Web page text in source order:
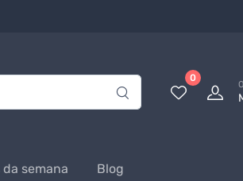
0
semana Blog